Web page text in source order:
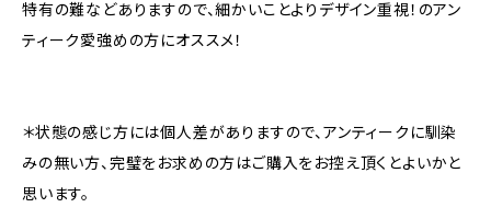
特有の難などありますので、細かいことよりデザイン重視！のアン
ティーク愛強めの方にオススメ！
＊状態の感じ方には個人差がありますので、アンティークに馴染
みの無い方、完璧をお求めの方はご購入をお控え頂くとよいかと
思います。